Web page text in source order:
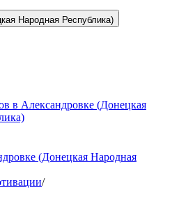
Народная Республика)
в Александровке (Донецкая
(Донецкая Народная
/